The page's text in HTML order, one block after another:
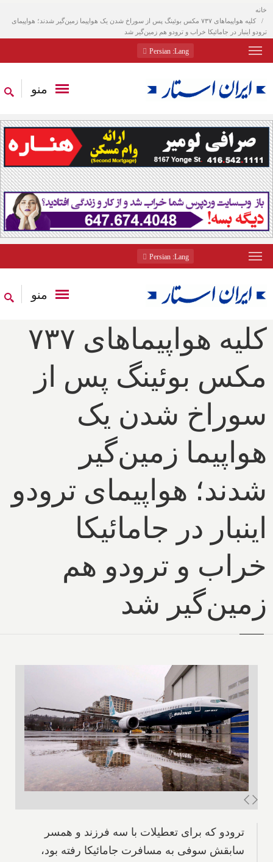
خانه
کلیه هواپیماهای ۷۳۷ مکس بوئینگ پس از سوراخ شدن یک هواپیما زمین‌گیر شدند؛ هواپیمای
ترودو اینبار در جامائیکا خراب و ترودو هم زمین‌گیر شد
Lang
: Persian
منو
Lang
: Persian
منو
کلیه هواپیماهای ۷۳۷
مکس بوئینگ پس از
سوراخ شدن یک
هواپیما زمین‌گیر
شدند؛ هواپیمای ترودو
اینبار در جامائیکا
خراب و ترودو هم
زمین‌گیر شد
ترودو که برای تعطیلات با سه فرزند و همسر
سابقش سوفی به مسافرت جامائیکا رفته بود،